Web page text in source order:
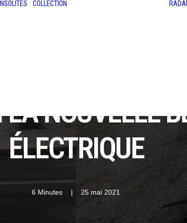
INSOLITES COLLECTION
NOUVELLE
ÉLECTRIQUE
6 Minutes | 25 mai 2021